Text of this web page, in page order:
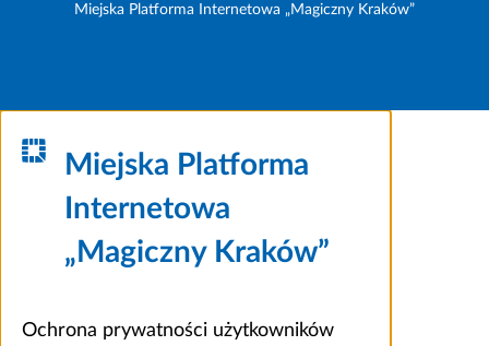
Miejska Platforma Internetowa „Magiczny Kraków”
Miejska Platforma
Internetowa
„Magiczny Kraków”
Ochrona prywatności użytkowników